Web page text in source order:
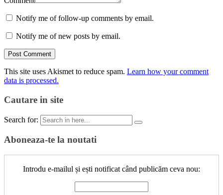
Notify me of follow-up comments by email.
Notify me of new posts by email.
This site uses Akismet to reduce spam. Learn how your comment
data is processed.
Cautare in site
Search for:
Aboneaza-te la noutati
Introdu e-mailul și ești notificat când publicăm ceva nou: